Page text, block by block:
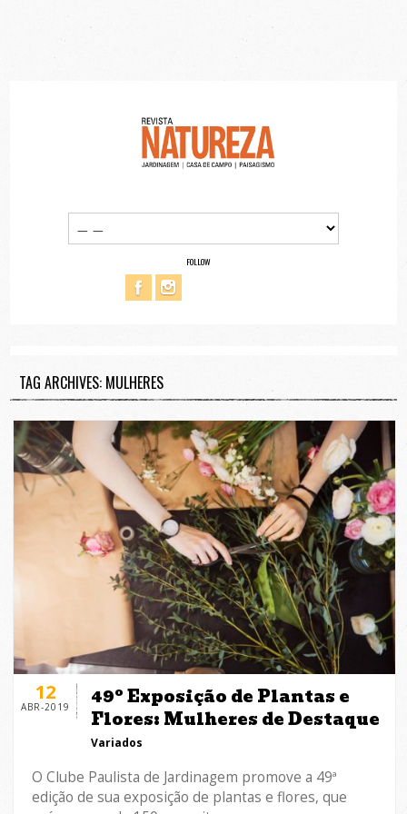
FOLLOW
TAG ARCHIVES: MULHERES
12
ABR-2019
49º Exposição de Plantas e
Flores: Mulheres de Destaque
Variados
O Clube Paulista de Jardinagem promove a 49ª
edição de sua exposição de plantas e flores, que